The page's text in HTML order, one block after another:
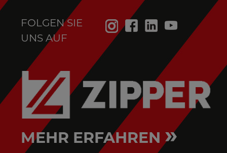
FOLGEN SIE
UNS AUF
MEHR ERFAHREN »